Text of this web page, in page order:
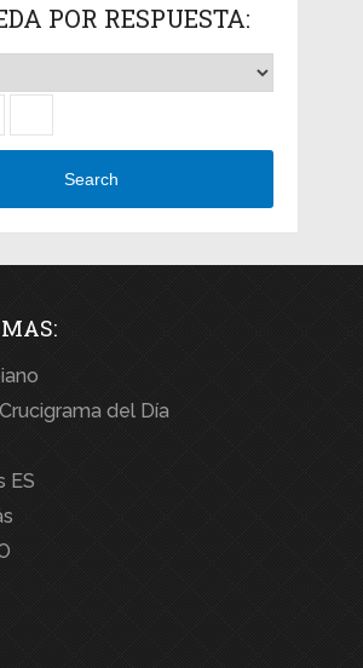
POR RESPUESTA:
Search
del Día
ES